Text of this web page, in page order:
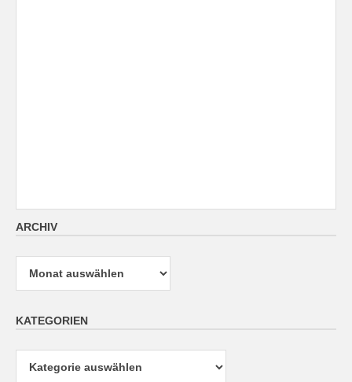
ARCHIV
Archiv
KATEGORIEN